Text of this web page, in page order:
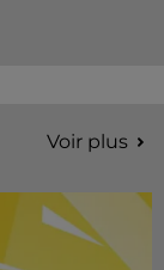
Voir plus